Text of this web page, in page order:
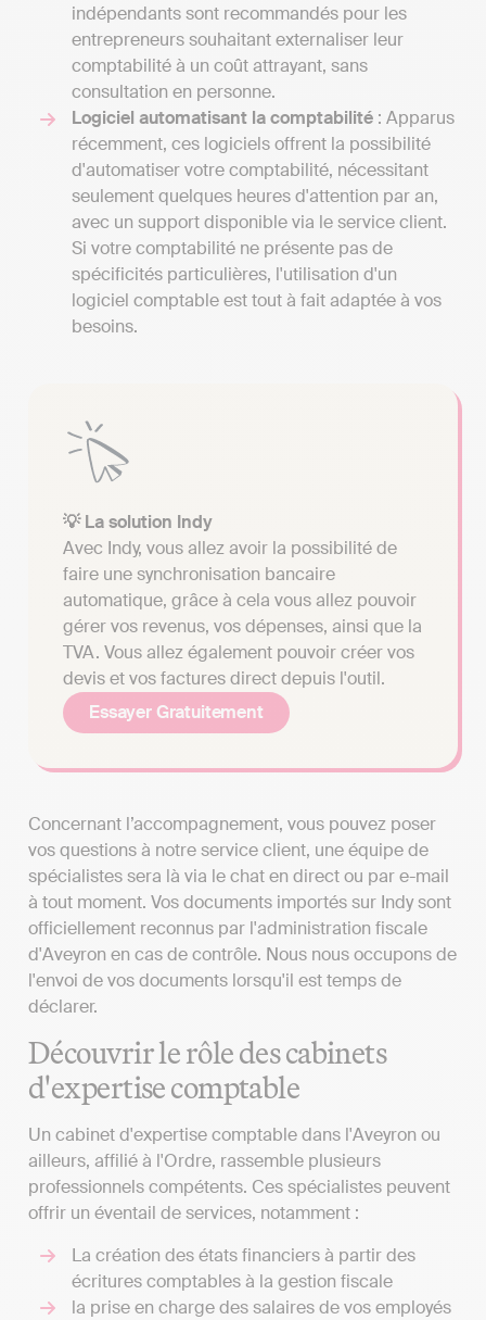
indépendants sont recommandés pour les
entrepreneurs souhaitant externaliser leur
comptabilité à un coût attrayant, sans
consultation en personne.
Logiciel automatisant la comptabilité : Apparus
récemment, ces logiciels offrent la possibilité
d'automatiser votre comptabilité, nécessitant
seulement quelques heures d'attention par an,
avec un support disponible via le service client.
Si votre comptabilité ne présente pas de
spécificités particulières, l'utilisation d'un
logiciel comptable est tout à fait adaptée à vos
besoins.
💡 La solution Indy
Avec Indy, vous allez avoir la possibilité de
faire une synchronisation bancaire
automatique, grâce à cela vous allez pouvoir
gérer vos revenus, vos dépenses, ainsi que la
TVA. Vous allez également pouvoir créer vos
devis et vos factures direct depuis l'outil.
Essayer Gratuitement
Concernant l’accompagnement, vous pouvez poser
vos questions à notre service client, une équipe de
spécialistes sera là via le chat en direct ou par e-mail
à tout moment. Vos documents importés sur Indy sont
officiellement reconnus par l'administration fiscale
d'Aveyron en cas de contrôle. Nous nous occupons de
l'envoi de vos documents lorsqu'il est temps de
déclarer.
Découvrir le rôle des cabinets
d'expertise comptable
Un cabinet d'expertise comptable dans l'Aveyron ou
ailleurs, affilié à l'Ordre, rassemble plusieurs
professionnels compétents. Ces spécialistes peuvent
offrir un éventail de services, notamment :
La création des états financiers à partir des
écritures comptables à la gestion fiscale
la prise en charge des salaires de vos employés